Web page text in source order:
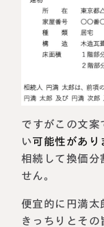
ですがこの文案
い可能性があり
相続して換価分
せん。
便宜的に円満太
きっちりとそ